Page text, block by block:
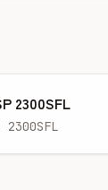
2300SFL